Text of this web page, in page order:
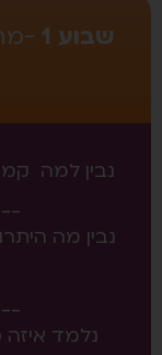
שבוע 1
-
נבין למה
נבין מה
נלמד